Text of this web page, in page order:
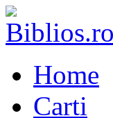
Home
Carti